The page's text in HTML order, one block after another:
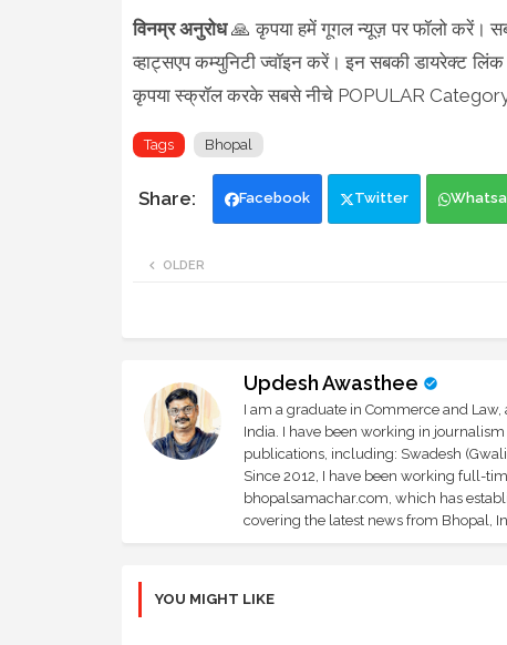
विनम्र अनुरोध🙏 कृपया हमें गूगल न्यूज़ पर फॉलो करें।
व्हाट्सएप कम्युनिटी ज्वॉइन करें। इन सबकी डायरेक्ट
कृपया स्क्रॉल करके सबसे नीचे POPULAR
Tags Bhopal
Facebook Twitter
OLDER
Updesh Awasthee
I am a graduate in Commerce and
India. I have been working in
publications, including: Swadesh
Since 2012, I have been working full-
bhopalsamachar.com, which has
covering the latest news from Bhopal,
YOU MIGHT LIKE